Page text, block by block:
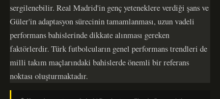
sergilenebilir. Real Madrid'in genç yeteneklere verdiği şans ve
Güler'in adaptasyon sürecinin tamamlanması, uzun vadeli
performans bahislerinde dikkate alınması gereken
faktörlerdir. Türk futbolcuların genel performans trendleri de
milli takım maçlarındaki bahislerde önemli bir referans
noktası oluşturmaktadır.